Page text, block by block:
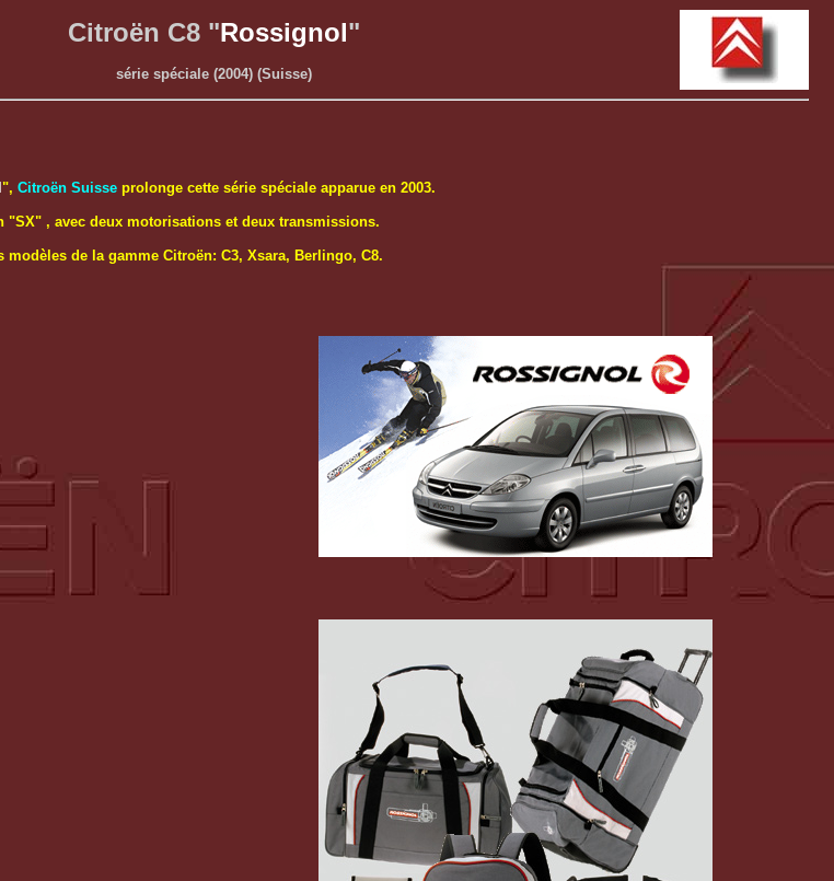
Citroën C8 "Rossignol"
série spéciale (2004) (Suisse)
", Citroën Suisseprolonge cette série spéciale apparue en 2003.
"SX" , avec deux motorisations et deux transmissions.
modèles de la gamme Citroën: C3, Xsara, Berlingo, C8.